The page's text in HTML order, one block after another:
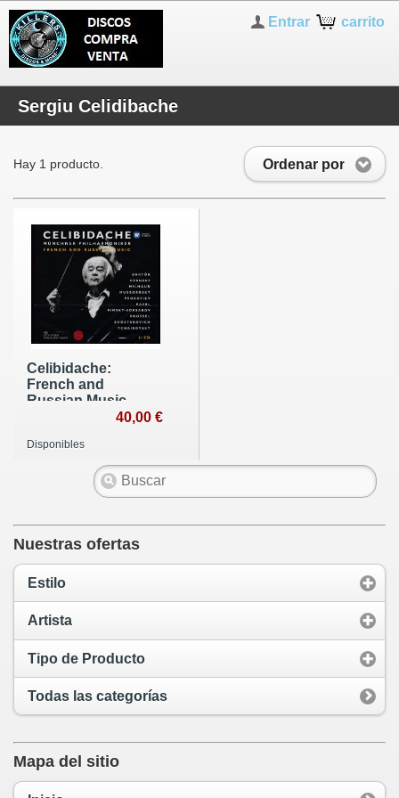
carrito
Entrar
Sergiu Celidibache
Ordenar por
Hay 1 producto.
Celibidache:
French and
Russian Music
40,00 €
Disponibles
Nuestras ofertas
Estilo
Artista
Tipo de Producto
Todas las categorías
Mapa del sitio